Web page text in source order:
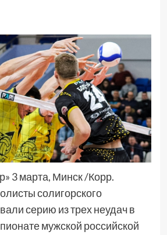
3 марта, Минск /Корр.
солигорского
серию из трех неудач в
мужской российской